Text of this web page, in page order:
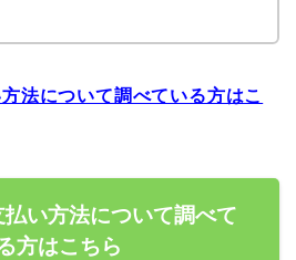
法について調べている方はこ
い方法について調べて
方はこちら